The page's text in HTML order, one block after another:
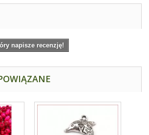
napisze recenzję!